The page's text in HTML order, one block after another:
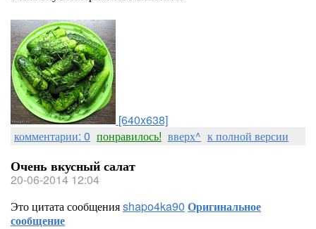
[640x638]
комментарии: 0 понравилось! вверх^ к полной версии
Очень вкусный салат
20-06-2014 12:04
Это цитата сообщенияshapo4ka90 Оригинальное
сообщение